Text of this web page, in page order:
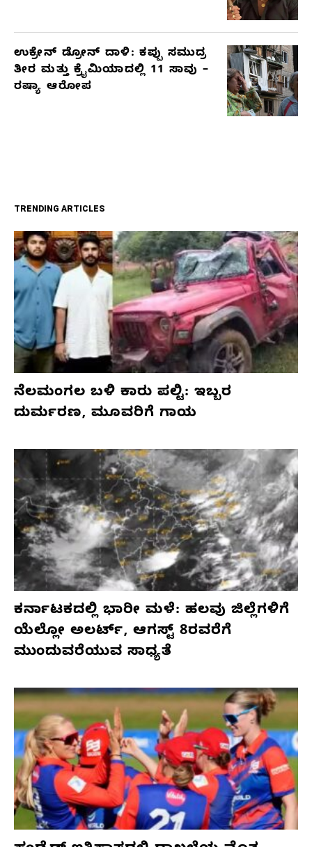
ಉಕ್ರೇನ್ ಡ್ರೋನ್ ದಾಳಿ: ಕಪ್ಪು ಸಮುದ್ರ
ತೀರ ಮತ್ತು ಕ್ರೈಮಿಯಾದಲ್ಲಿ 11 ಸಾವು –
ರಷ್ಯಾ ಆರೋಪ
TRENDING ARTICLES
ನೆಲಮಂಗಲ ಬಳಿ ಕಾರು ಪಲ್ಟಿ: ಇಬ್ಬರ
ದುರ್ಮರಣ, ಮೂವರಿಗೆ ಗಾಯ
ಕರ್ನಾಟಕದಲ್ಲಿ ಭಾರೀ ಮಳೆ: ಹಲವು ಜಿಲ್ಲೆಗಳಿಗೆ
ಯೆಲ್ಲೋ ಅಲರ್ಟ್, ಆಗಸ್ಟ್ 8ರವರೆಗೆ
ಮುಂದುವರೆಯುವ ಸಾಧ್ಯತೆ